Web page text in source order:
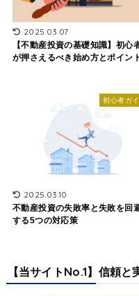
2025.03.07
【不動産投資の基礎知識】初心
が押さえるべき始め方とポイン
初心者ガ
2025.03.10
不動産投資の失敗率と失敗を回
する5つの対応策
【当サイトNo.1】信頼と